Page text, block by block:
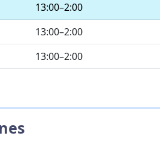
13:00–2:00
13:00–2:00
13:00–2:00